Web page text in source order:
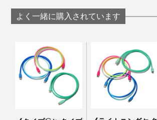
応）」| MOFT
スタンド（粘着タイ
プ）」｜ジェットブ
よく一緒に購入されています